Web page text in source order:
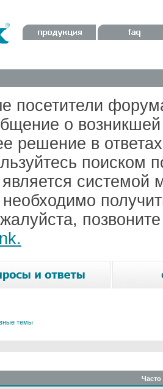
посетители
о
решение в
поиском
системой
темы